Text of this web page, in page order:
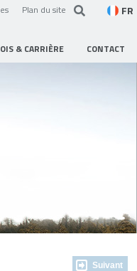
Plan du site FR
& CARRIÈRE CONTACT
Suivant